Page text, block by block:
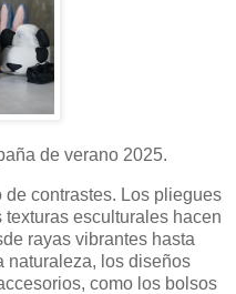
de verano 2025.
contrastes. Los pliegues
texturas esculturales hacen
rayas vibrantes hasta
naturaleza, los diseños
como los bolsos